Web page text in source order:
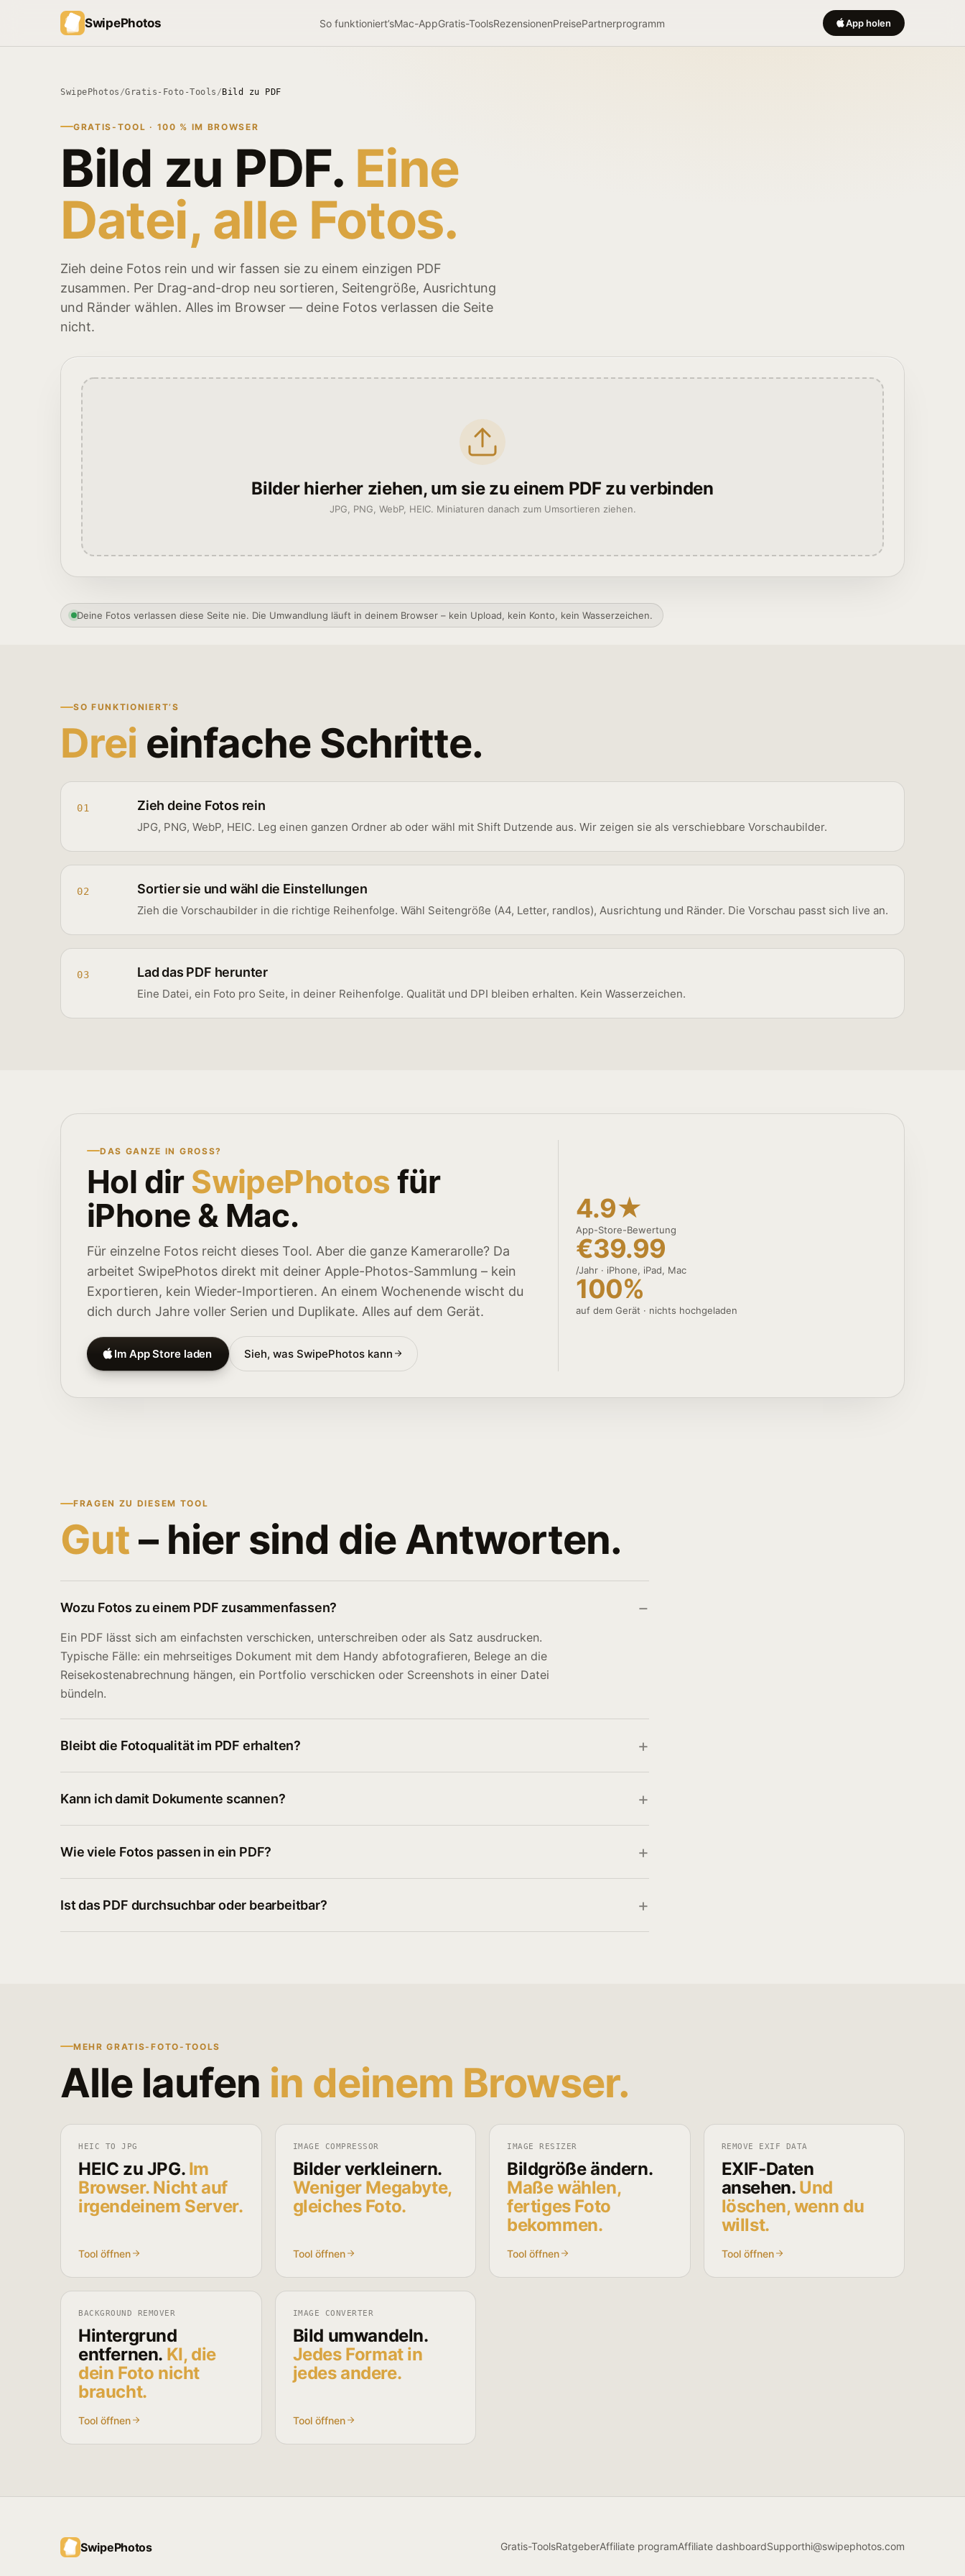
SwipePhotos So funktioniert’sMac-AppGratis-ToolsRezensionenPreisePartnerprogramm App holen
SwipePhotos /Gratis-Foto-Tools / Bild zu PDF
GRATIS-TOOL · 100 % IM BROWSER
Bild zu PDF. Eine
Datei, alle Fotos.
Zieh deine Fotos rein und wir fassen sie zu einem einzigen PDF
zusammen. Per Drag-and-drop neu sortieren, Seitengröße, Ausrichtung
und Ränder wählen. Alles im Browser — deine Fotos verlassen die Seite
nicht.
Bilder hierher ziehen, um sie zu einem PDF zu verbinden
JPG, PNG, WebP, HEIC. Miniaturen danach zum Umsortieren ziehen.
Deine Fotos verlassen diese Seite nie. Die Umwandlung läuft in deinem Browser – kein Upload, kein Konto, kein Wasserzeichen.
SO FUNKTIONIERT’S
Drei einfache Schritte.
01 Zieh deine Fotos rein
JPG, PNG, WebP, HEIC. Leg einen ganzen Ordner ab oder wähl mit Shift Dutzende aus. Wir zeigen sie als verschiebbare Vorschaubilder.
02 Sortier sie und wähl die Einstellungen
Zieh die Vorschaubilder in die richtige Reihenfolge. Wähl Seitengröße (A4, Letter, randlos), Ausrichtung und Ränder. Die Vorschau passt sich live an.
03 Lad das PDF herunter
Eine Datei, ein Foto pro Seite, in deiner Reihenfolge. Qualität und DPI bleiben erhalten. Kein Wasserzeichen.
DAS GANZE IN GROSS?
Hol dirSwipePhotos für
iPhone & Mac.
Für einzelne Fotos reicht dieses Tool. Aber die ganze Kamerarolle? Da
arbeitet SwipePhotos direkt mit deiner Apple-Photos-Sammlung – kein
Exportieren, kein Wieder-Importieren. An einem Wochenende wischt du
dich durch Jahre voller Serien und Duplikate. Alles auf dem Gerät.
Im App Store laden Sieh, was SwipePhotos kann
4.9★
App-Store-Bewertung
€39.99
/Jahr · iPhone, iPad, Mac
100%
auf dem Gerät · nichts hochgeladen
FRAGEN ZU DIESEM TOOL
Gut– hier sind die Antworten.
Wozu Fotos zu einem PDF zusammenfassen?
Ein PDF lässt sich am einfachsten verschicken, unterschreiben oder als Satz ausdrucken.
Typische Fälle: ein mehrseitiges Dokument mit dem Handy abfotografieren, Belege an die
Reisekostenabrechnung hängen, ein Portfolio verschicken oder Screenshots in einer Datei
bündeln.
Bleibt die Fotoqualität im PDF erhalten?
Kann ich damit Dokumente scannen?
Wie viele Fotos passen in ein PDF?
Ist das PDF durchsuchbar oder bearbeitbar?
MEHR GRATIS-FOTO-TOOLS
Alle laufen in deinem Browser.
HEIC TO JPG
HEIC zu JPG. Im
Browser. Nicht auf
irgendeinem Server.
Tool öffnen
IMAGE COMPRESSOR
Bilder verkleinern.
Weniger Megabyte,
gleiches Foto.
Tool öffnen
IMAGE RESIZER
Bildgröße ändern.
Maße wählen,
fertiges Foto
bekommen.
Tool öffnen
REMOVE EXIF DATA
EXIF-Daten
ansehen. Und
löschen, wenn du
willst.
Tool öffnen
BACKGROUND REMOVER
Hintergrund
entfernen. KI, die
dein Foto nicht
braucht.
Tool öffnen
IMAGE CONVERTER
Bild umwandeln.
Jedes Format in
jedes andere.
Tool öffnen
SwipePhotos Gratis-ToolsRatgeberAffiliate programAffiliate dashboardSupporthi@swipephotos.com